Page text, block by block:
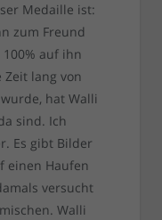
Medaille ist:
zum Freund
auf ihn
Zeit lang von
hat Walli
sind. Ich
Es gibt Bilder
einen Haufen
versucht
Walli